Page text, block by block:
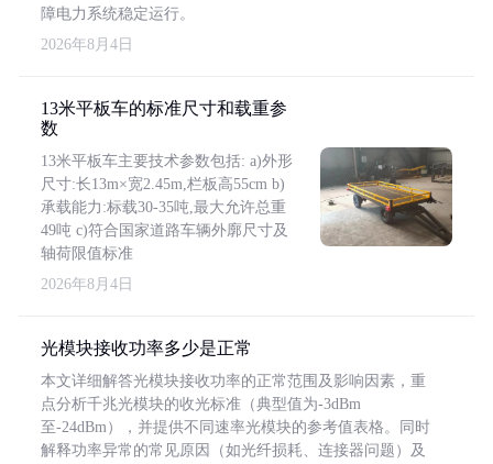
障电力系统稳定运行。
2026年8月4日
13米平板车的标准尺寸和载重参
数
13米平板车主要技术参数包括: a)外形
尺寸:长13m×宽2.45m,栏板高55cm b)
承载能力:标载30-35吨,最大允许总重
49吨 c)符合国家道路车辆外廓尺寸及
轴荷限值标准
2026年8月4日
光模块接收功率多少是正常
本文详细解答光模块接收功率的正常范围及影响因素，重
点分析千兆光模块的收光标准（典型值为-3dBm
至-24dBm），并提供不同速率光模块的参考值表格。同时
解释功率异常的常见原因（如光纤损耗、连接器问题）及